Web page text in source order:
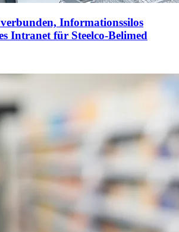
Informationssilos
Intranet für Steelco-Belimed